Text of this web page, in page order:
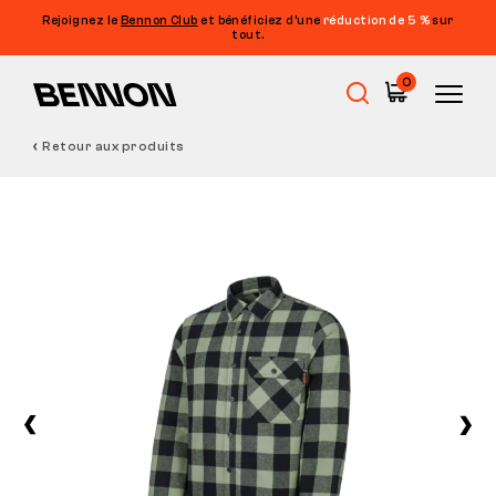
Rejoignez le Bennon Club et bénéficiez d’une réduction de 5 %sur
tout.
0
Chaussures de loisirs
Retour aux produits